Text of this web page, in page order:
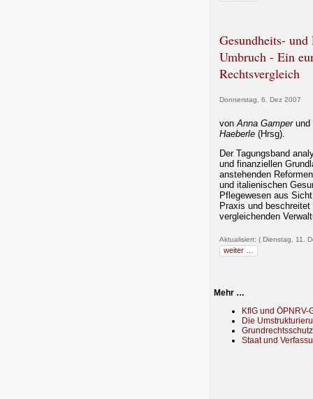
Gesundheits- und
Umbruch - Ein
Rechtsvergleich
Donnerstag, 6. Dez 2007
von Anna Gamperund
Haeberle (Hrsg).
Der Tagungsband
und finanziellen
anstehenden
und italienischen
Pflegewesen aus
Praxis und
vergleichenden
Aktualisiert: ( Dienstag, 11.
weiter …
Mehr …
KflG und ÖPNRV-
Die
Staat und